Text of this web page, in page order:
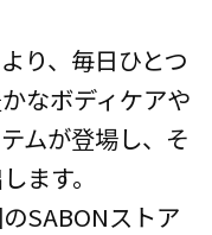
り、毎日ひとつ
なボディケアや
ムが登場し、そ
ます。
SABONストア